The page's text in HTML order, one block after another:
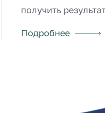
получить
Подробнее